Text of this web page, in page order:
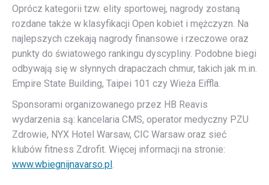
Oprócz kategorii tzw. elity sportowej, nagrody zostaną
rozdane także w klasyfikacji Open kobiet i mężczyzn. Na
najlepszych czekają nagrody finansowe i rzeczowe oraz
punkty do światowego rankingu dyscypliny. Podobne biegi
odbywają się w słynnych drapaczach chmur, takich jak m.in.
Empire State Building, Taipei 101 czy Wieża Eiffla.
Sponsorami organizowanego przez HB Reavis
wydarzenia są: kancelaria CMS, operator medyczny PZU
Zdrowie, NYX Hotel Warsaw, CIC Warsaw oraz sieć
klubów fitness Zdrofit. Więcej informacji na stronie:
www.wbiegnijnavarso.pl.